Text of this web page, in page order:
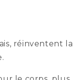
réinventent la